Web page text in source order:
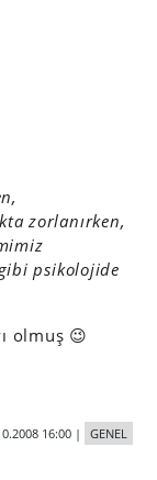
zorlanırken,
psikolojide
olmuş 😉
16:00| GENEL